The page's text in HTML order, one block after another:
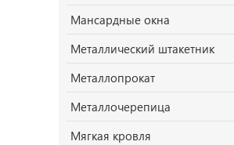
Мансардные окна
Металлический штакетник
Металлопрокат
Металлочерепица
Мягкая кровля